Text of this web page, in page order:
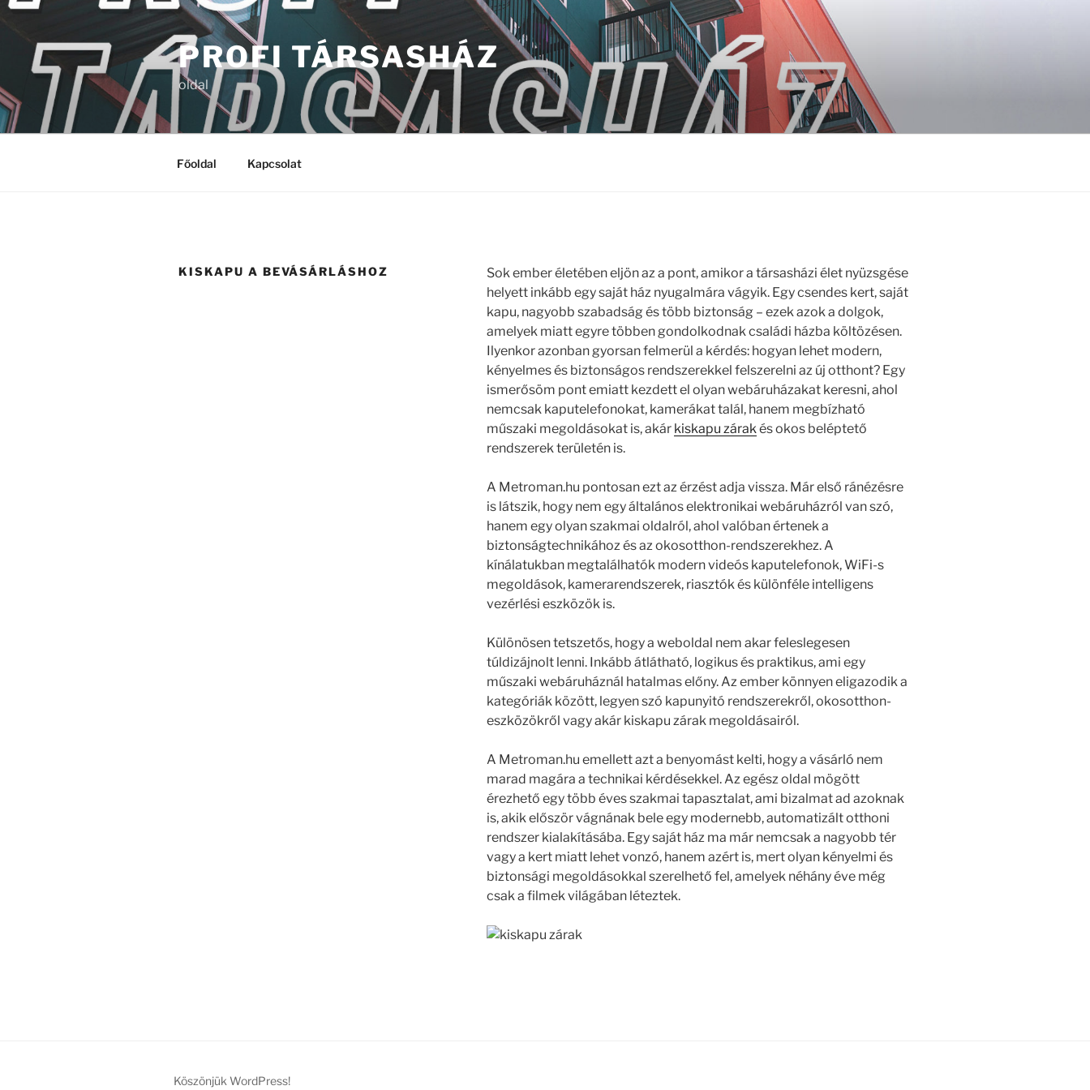
Tartalomhoz
PROFI TÁRSASHÁZ
oldal
Főoldal Kapcsolat
KISKAPU A BEVÁSÁRLÁSHOZ
Sok ember életében eljön az a pont, amikor a társasházi élet nyüzsgése
helyett inkább egy saját ház nyugalmára vágyik. Egy csendes kert, saját
kapu, nagyobb szabadság és több biztonság – ezek azok a dolgok,
amelyek miatt egyre többen gondolkodnak családi házba költözésen.
Ilyenkor azonban gyorsan felmerül a kérdés: hogyan lehet modern,
kényelmes és biztonságos rendszerekkel felszerelni az új otthont? Egy
ismerősöm pont emiatt kezdett el olyan webáruházakat keresni, ahol
nemcsak kaputelefonokat, kamerákat talál, hanem megbízható
műszaki megoldásokat is, akár kiskapu zárakés okos beléptető
rendszerek területén is.
A Metroman.hu pontosan ezt az érzést adja vissza. Már első ránézésre
is látszik, hogy nem egy általános elektronikai webáruházról van szó,
hanem egy olyan szakmai oldalról, ahol valóban értenek a
biztonságtechnikához és az okosotthon-rendszerekhez. A
kínálatukban megtalálhatók modern videós kaputelefonok, WiFi-s
megoldások, kamerarendszerek, riasztók és különféle intelligens
vezérlési eszközök is.
Különösen tetszetős, hogy a weboldal nem akar feleslegesen
túldizájnolt lenni. Inkább átlátható, logikus és praktikus, ami egy
műszaki webáruháznál hatalmas előny. Az ember könnyen eligazodik a
kategóriák között, legyen szó kapunyitó rendszerekről, okosotthon-
eszközökről vagy akár kiskapu zárak megoldásairól.
A Metroman.hu emellett azt a benyomást kelti, hogy a vásárló nem
marad magára a technikai kérdésekkel. Az egész oldal mögött
érezhető egy több éves szakmai tapasztalat, ami bizalmat ad azoknak
is, akik először vágnának bele egy modernebb, automatizált otthoni
rendszer kialakításába. Egy saját ház ma már nemcsak a nagyobb tér
vagy a kert miatt lehet vonzó, hanem azért is, mert olyan kényelmi és
biztonsági megoldásokkal szerelhető fel, amelyek néhány éve még
csak a filmek világában léteztek.
Köszönjük WordPress!